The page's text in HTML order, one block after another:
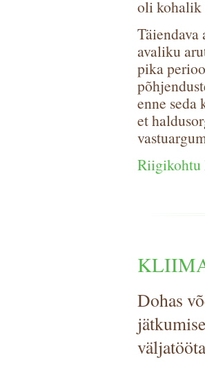
oli kohalik
avaliku
pika
enne
et
Riigikohtu
Dohas